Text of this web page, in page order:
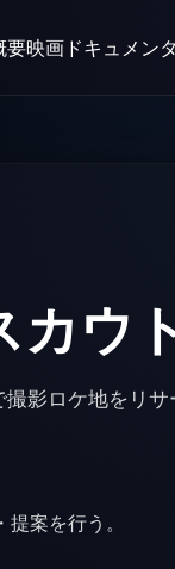
要映画 ドキュメン
カウ
影ロケ地をリ
案を行う。